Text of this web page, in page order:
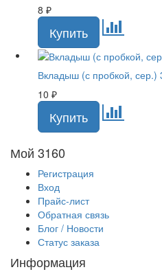
8 ₽
Вкладыш (с пробкой,
10 ₽
Мой 3160
Регистрация
Вход
Прайс-лист
Обратная связь
Блог / Новости
Статус заказа
Информация